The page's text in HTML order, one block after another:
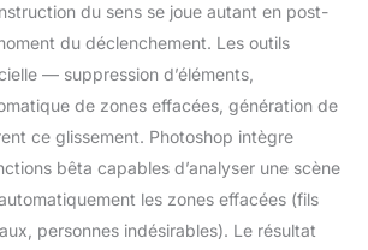
du sens se joue autant en post-
du déclenchement. Les outils
— suppression d’éléments,
de zones effacées, génération de
ce glissement. Photoshop intègre
bêta capables d’analyser une scène
les zones effacées (fils
personnes indésirables). Le résultat